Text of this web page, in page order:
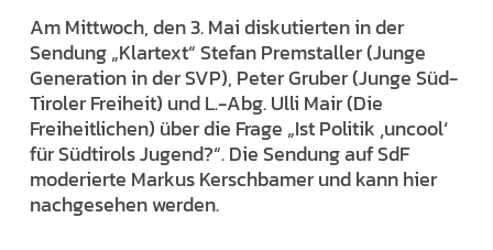
Am Mittwoch, den 3. Mai diskutierten in der
Sendung „Klartext“ Stefan Premstaller (Junge
Generation in der SVP), Peter Gruber (Junge Süd-
Tiroler Freiheit) und L.-Abg. Ulli Mair (Die
Freiheitlichen) über die Frage „Ist Politik ‚uncool‘
für Südtirols Jugend?“. Die Sendung auf SdF
moderierte Markus Kerschbamer und kann hier
nachgesehen werden.